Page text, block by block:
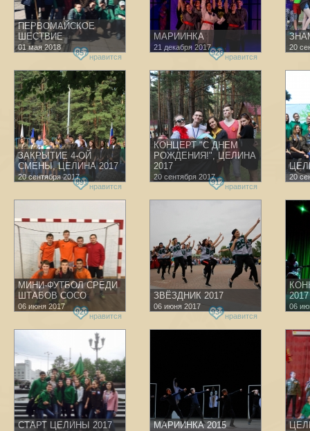
ПЕРВОМАЙСКОЕ
ШЕСТВИЕ
01 мая 2018
857 нравится
МАРИИНКА
21 декабря 2017
926 нравится
20
ЗАКРЫТИЕ 4-ОЙ
СМЕНЫ, ЦЕЛИНА 2017
20 сентября 2017
891 нравится
КОНЦЕРТ "С ДНЕМ
РОЖДЕНИЯ!", ЦЕЛИНА
2017
20 сентября 2017
912 нравится
20
МИНИ-ФУТБОЛ СРЕДИ
ШТАБОВ СОСО
06 июня 2017
920 нравится
ЗВЁЗДНИК 2017
06 июня 2017
934 нравится
2017
06
СТАРТ ЦЕЛИНЫ 2017 МАРИИНКА 2015